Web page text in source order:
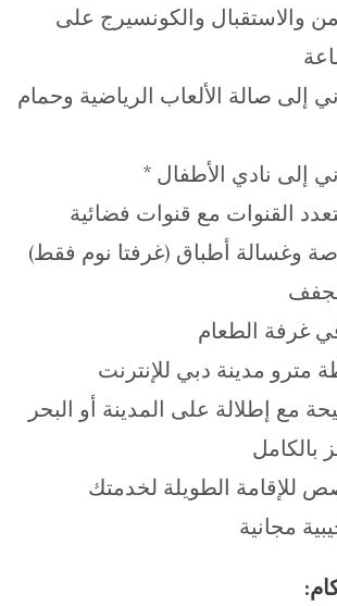
والاستقبال والكونسيرج على
إلى صالة الألعاب الرياضية وحمام
إلى نادي الأطفال *
القنوات مع قنوات فضائية
وغسالة أطباق (غرفتا نوم فقط)
مترو مدينة دبي للإنترنت
مع إطلالة على المدينة أو البحر
بالكامل
للإقامة الطويلة لخدمتك
مجانية